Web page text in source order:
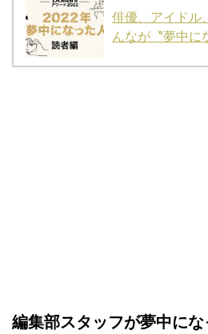
俳優、アイドル
んなが〝夢中
編集部スタッフが夢中にな